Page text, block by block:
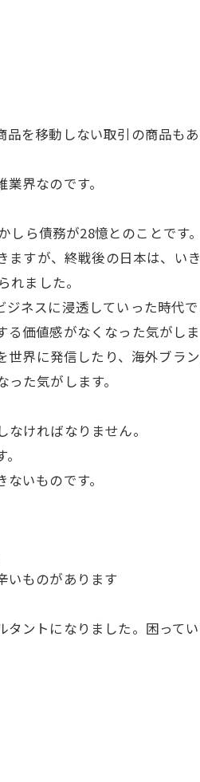
を移動しない取引の商品も
界なのです。
ら債務が28憶とのことです。
すが、終戦後の日本は、い
ました。
ネスに浸透していった時代で
価値感がなくなった気がしま
界に発信したり、海外ブラ
た気がします。
ければなりません。
いものです。
いものがあります
ントになりました。困って